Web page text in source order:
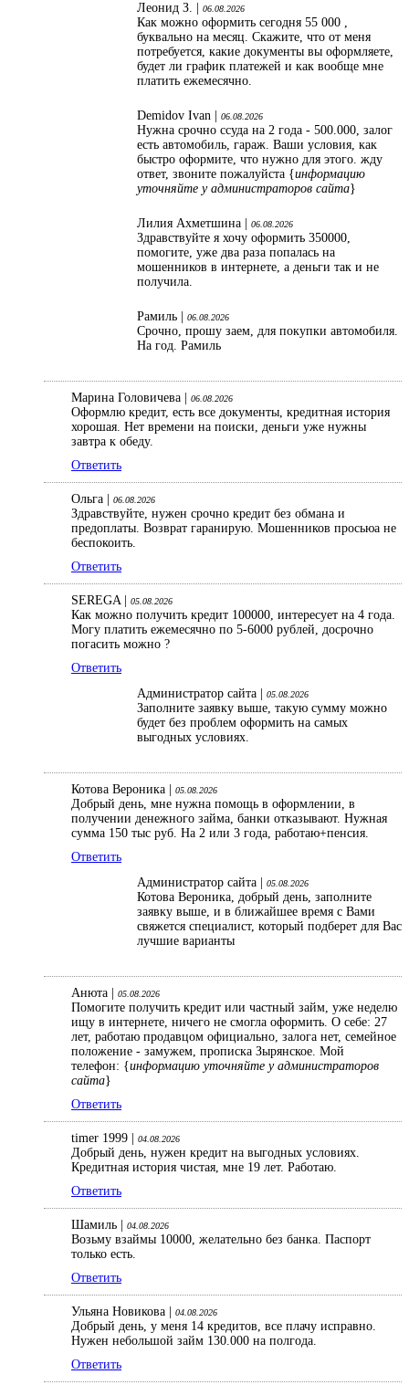
Леонид З. |
06.08.2026
Как можно оформить сегодня 55 000 ,
буквально на месяц. Скажите, что от меня
потребуется, какие документы вы оформляете,
будет ли график платежей и как вообще мне
платить ежемесячно.
Demidov Ivan | 06.08.2026
Нужна срочно ссуда на 2 года - 500.000, залог
есть автомобиль, гараж. Ваши условия, как
быстро оформите, что нужно для этого. жду
ответ, звоните пожалуйста {информацию
уточняйте у администраторов сайта}
Лилия Ахметшина | 06.08.2026
Здравствуйте я хочу оформить 350000,
помогите, уже два раза попалась на
мошенников в интернете, а деньги так и не
получила.
Рамиль | 06.08.2026
Срочно, прошу заем, для покупки автомобиля.
На год. Рамиль
Марина Головичева | 06.08.2026
Оформлю кредит, есть все документы, кредитная история
хорошая. Нет времени на поиски, деньги уже нужны
завтра к обеду.
Ответить
Ольга | 06.08.2026
Здравствуйте, нужен срочно кредит без обмана и
предоплаты. Возврат гаранирую. Мошенников просьюа не
беспокоить.
Ответить
SEREGA | 05.08.2026
Как можно получить кредит 100000, интересует на 4 года.
Могу платить ежемесячно по 5-6000 рублей, досрочно
погасить можно ?
Ответить
Администратор сайта |
05.08.2026
Заполните заявку выше, такую сумму можно
будет без проблем оформить на самых
выгодных условиях.
Котова Вероника | 05.08.2026
Добрый день, мне нужна помощь в оформлении, в
получении денежного займа, банки отказывают. Нужная
сумма 150 тыс руб. На 2 или 3 года, работаю+пенсия.
Ответить
Администратор сайта |
05.08.2026
Котова Вероника, добрый день, заполните
заявку выше, и в ближайшее время с Вами
свяжется специалист, который подберет для Вас
лучшие варианты
Анюта | 05.08.2026
Помогите получить кредит или частный займ, уже неделю
ищу в интернете, ничего не смогла оформить. О себе: 27
лет, работаю продавцом официально, залога нет, семейное
положение - замужем, прописка Зырянское. Мой
телефон: {информацию уточняйте у администраторов
сайта}
Ответить
timer 1999 | 04.08.2026
Добрый день, нужен кредит на выгодных условиях.
Кредитная история чистая, мне 19 лет. Работаю.
Ответить
Шамиль | 04.08.2026
Возьму взаймы 10000, желательно без банка. Паспорт
только есть.
Ответить
Ульяна Новикова | 04.08.2026
Добрый день, у меня 14 кредитов, все плачу исправно.
Нужен небольшой займ 130.000 на полгода.
Ответить